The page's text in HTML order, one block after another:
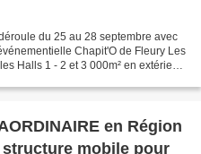
du 25 au 28 septembre avec
Chapit'O de Fleury Les
Halls 1 - 2 et 3 000m² en extérieur,
en Région
mobile pour